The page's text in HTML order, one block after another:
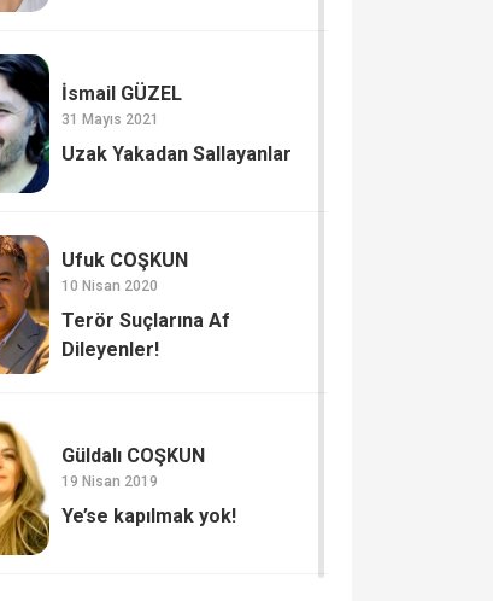
İsmail GÜZEL
31 Mayıs 2021
Uzak Yakadan Sallayanlar
Ufuk COŞKUN
10 Nisan 2020
Terör Suçlarına Af
Dileyenler!
Güldalı COŞKUN
19 Nisan 2019
Ye’se kapılmak yok!